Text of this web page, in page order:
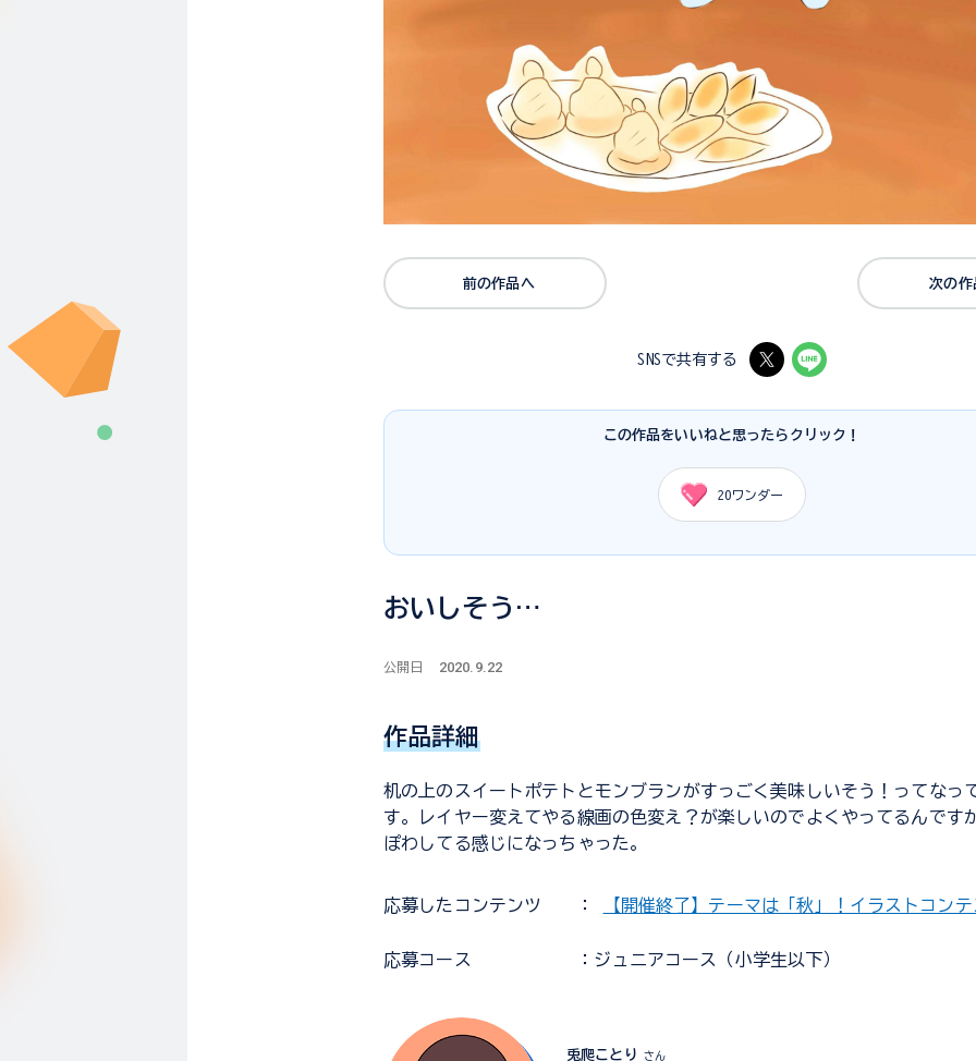
前の作品へ 次の作
SNSで共有する
この作品をいいねと思ったらクリック！
20ワンダー
おいしそう…
公開日 2020.9.22
作品詳細
机の上のスイートポテトとモンブランがすっごく美味しいそう！ってなっ
す。レイヤー変えてやる線画の色変え？が楽しいのでよくやってるんです
ぽわしてる感じになっちゃった。
応募した コンテンツ ： 【開催終了】テーマは「秋」！イラストコン
応募コース ：ジュニアコース（小学生以下）
兎爬ことり さん